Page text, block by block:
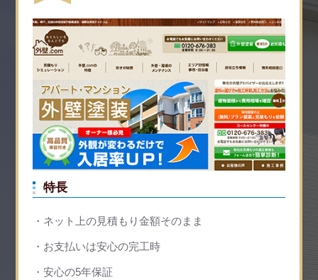
特長
ネット上の見積もり金額そのまま
お支払いは安心の完工時
安心の5年保証